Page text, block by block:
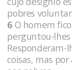
pobres
6 O homem
perguntou-
Responderam-
coisas, mas